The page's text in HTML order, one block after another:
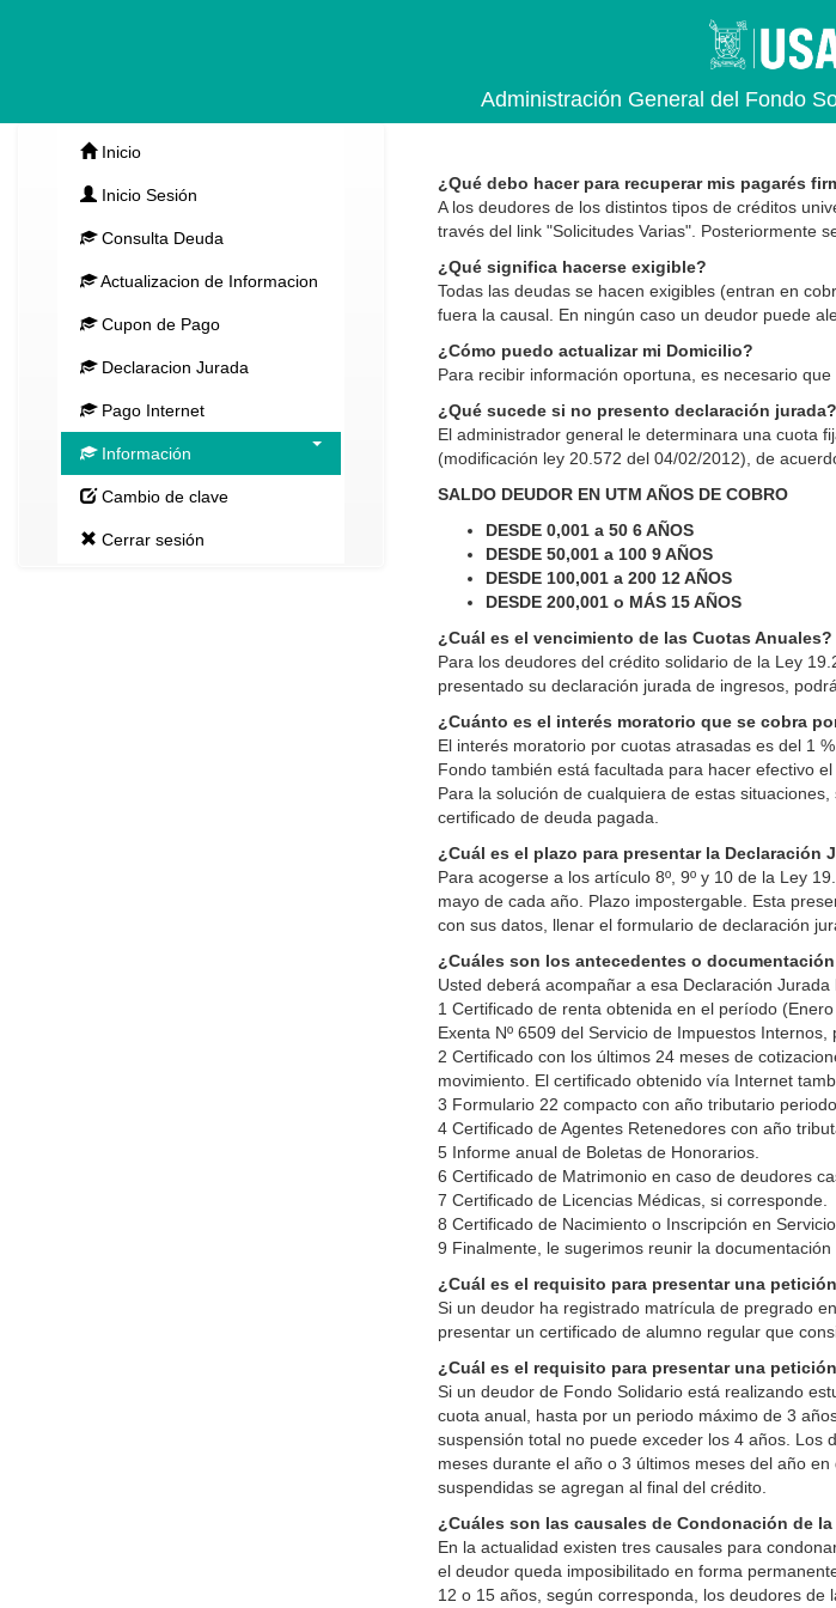
Administración General del Fondo
Inicio
Inicio Sesión
Consulta Deuda
Actualizacion de Informacion
Cupon de Pago
Declaracion Jurada
Pago Internet
Información
Cambio de clave
Cerrar sesión
¿Qué debo hacer para recuperar mis pagarés
A los deudores de los distintos tipos de créditos
través del link "Solicitudes Varias". Posteriormente
¿Qué significa hacerse exigible?
Todas las deudas se hacen exigibles (entran en
fuera la causal. En ningún caso un deudor puede
¿Cómo puedo actualizar mi Domicilio?
Para recibir información oportuna, es necesario
¿Qué sucede si no presento declaración jurada?
El administrador general le determinara una cuota
(modificación ley 20.572 del 04/02/2012), de
SALDO DEUDOR EN UTM AÑOS DE COBRO
DESDE 0,001 a 50 6 AÑOS
DESDE 50,001 a 100 9 AÑOS
DESDE 100,001 a 200 12 AÑOS
DESDE 200,001 o MÁS 15 AÑOS
¿Cuál es el vencimiento de las Cuotas Anuales?
Para los deudores del crédito solidario de la Ley
presentado su declaración jurada de ingresos,
¿Cuánto es el interés moratorio que se cobra
El interés moratorio por cuotas atrasadas es del 1
Fondo también está facultada para hacer efectivo
Para la solución de cualquiera de estas
certificado de deuda pagada.
¿Cuál es el plazo para presentar la Declaración
Para acogerse a los artículo 8º, 9º y 10 de la Ley
mayo de cada año. Plazo impostergable. Esta
con sus datos, llenar el formulario de declaración
¿Cuáles son los antecedentes o
Usted deberá acompañar a esa Declaración
1 Certificado de renta obtenida en el período
Exenta Nº 6509 del Servicio de Impuestos
2 Certificado con los últimos 24 meses de
movimiento. El certificado obtenido vía Internet
3 Formulario 22 compacto con año tributario
4 Certificado de Agentes Retenedores con año
5 Informe anual de Boletas de Honorarios.
6 Certificado de Matrimonio en caso de deudores
7 Certificado de Licencias Médicas, si corresponde.
8 Certificado de Nacimiento o Inscripción en
9 Finalmente, le sugerimos reunir la
¿Cuál es el requisito para presentar una
Si un deudor ha registrado matrícula de pregrado
presentar un certificado de alumno regular que
¿Cuál es el requisito para presentar una
Si un deudor de Fondo Solidario está realizando
cuota anual, hasta por un periodo máximo de 3
suspensión total no puede exceder los 4 años.
meses durante el año o 3 últimos meses del año
suspendidas se agregan al final del crédito.
¿Cuáles son las causales de Condonación de la
En la actualidad existen tres causales para
el deudor queda imposibilitado en forma
12 o 15 años, según corresponda, los deudores de